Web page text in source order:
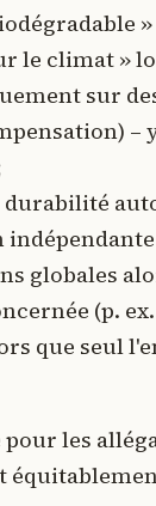
»
le climat »
sur
–
durabilité
globales
(p.
que seul
pour les